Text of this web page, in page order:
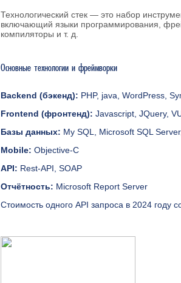
Технологический стек — это набор
включающий языки программирования,
компиляторы и т. д.
Основные технологии и фреймворки
Backend (бэкенд): PHP, java, WordPress,
Frontend (фронтенд): Javascript, JQuery,
Базы данных: My SQL, Microsoft SQL
Mobile: Objective-C
API: Rest-API, SOAP
Отчётность: Microsoft Report Server
Стоимость одного API запроса в 2024 году